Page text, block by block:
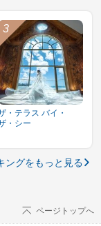
・テラス バイ・
・シー
ングをもっと見る
ページトップへ